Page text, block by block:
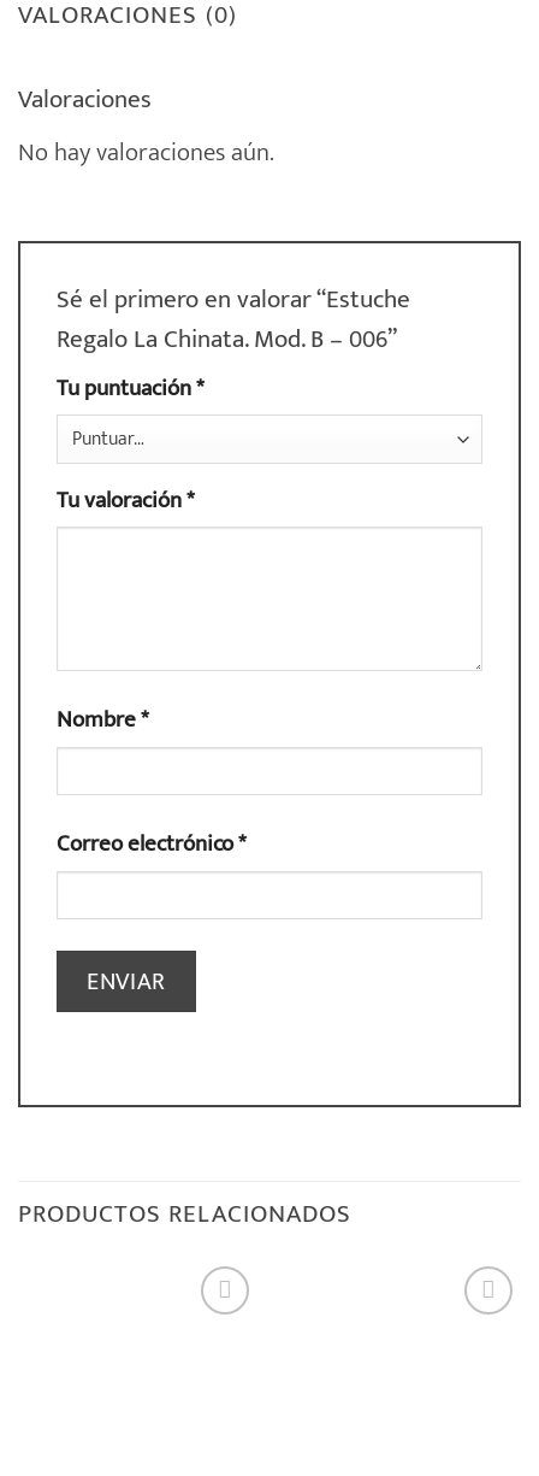
VALORACIONES (0)
Valoraciones
No hay valoraciones aún.
Sé el primero en valorar “Estuche
Regalo La Chinata. Mod. B – 006”
Tu puntuación*
Tu valoración*
Nombre*
Correo electrónico*
PRODUCTOS RELACIONADOS